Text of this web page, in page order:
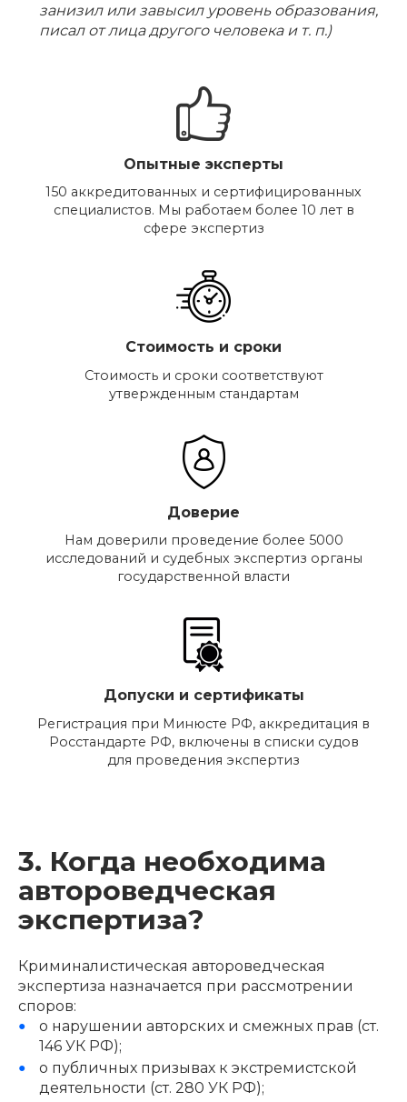
занизил или завысил уровень образования,
писал от лица другого человека и т. п.)
Опытные эксперты
150 аккредитованных и сертифицированных
специалистов. Мы работаем более 10 лет в
сфере экспертиз
Стоимость и сроки
Стоимость и сроки соответствуют
утвержденным стандартам
Доверие
Нам доверили проведение более 5000
исследований и судебных экспертиз органы
государственной власти
Допуски и сертификаты
Регистрация при Минюсте РФ, аккредитация в
Росстандарте РФ, включены в списки судов
для проведения экспертиз
3. Когда необходима
автороведческая
экспертиза?
Криминалистическая автороведческая
экспертиза назначается при рассмотрении
споров:
о нарушении авторских и смежных прав (ст.
146 УК РФ);
о публичных призывах к экстремистской
деятельности (ст. 280 УК РФ);